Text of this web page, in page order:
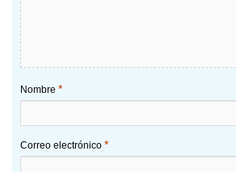
Nombre *
Correo electrónico *